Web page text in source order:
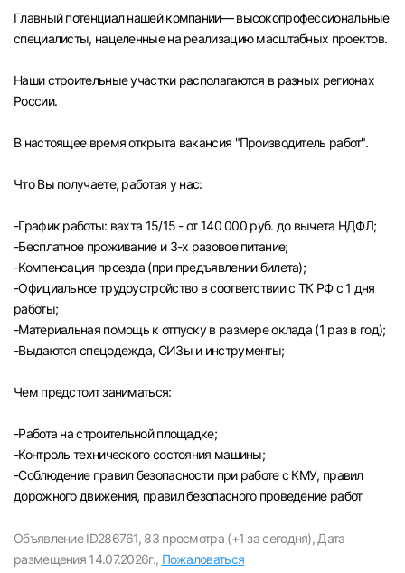
Самара
Оренбург
Волгоград
Ульяновск
Курган
Уфа
Главный потенциал нашей компании— высокопрофессиональные
специалисты, нацеленные на реализацию масштабных проектов.
Наши строительные участки располагаются в разных регионах
России.
В настоящее время открыта вакансия "Производитель работ".
Что Вы получаете, работая у нас:
-График работы: вахта 15/15 - от 140 000 руб. до вычета НДФЛ;
-Бесплатное проживание и 3-х разовое питание;
-Компенсация проезда (при предъявлении билета);
-Официальное трудоустройство в соответствии с ТК РФ с 1 дня
работы;
-Материальная помощь к отпуску в размере оклада (1 раз в год);
-Выдаются спецодежда, СИЗы и инструменты;
Чем предстоит заниматься:
-Paбота на строительной площадке;
-Контроль технического состояния машины;
-Соблюдение правил безопасности при работе с КМУ, правил
дорожного движения, правил безопасного проведение работ
Объявление ID286761, 83 просмотра (+1 за сегодня), Дата
размещения 14.07.2026г., Пожаловаться